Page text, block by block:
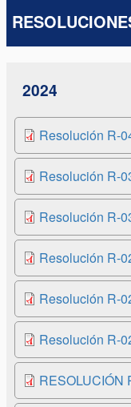
2024
Resolución R-
Resolución R-
Resolución R-
Resolución R-
Resolución R-
Resolución R-
RESOLUCIÓN